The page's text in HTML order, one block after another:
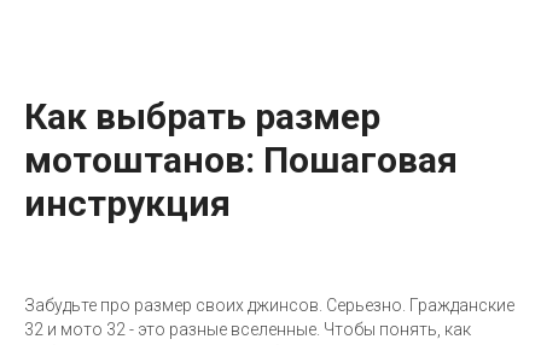
Как выбрать размер
мотоштанов: Пошаговая
инструкция
Забудьте про размер своих джинсов. Серьезно. Гражданские
32 и мото 32 - это разные вселенные. Чтобы понять, как